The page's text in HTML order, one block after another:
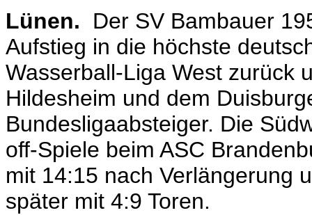
Lünen. Der SV Bambauer
Aufstieg in die höchste
Wasserball-Liga West zurück
Hildesheim und dem
Bundesligaabsteiger. Die
off-Spiele beim ASC
mit 14:15 nach Verlängerung
später mit 4:9 Toren.